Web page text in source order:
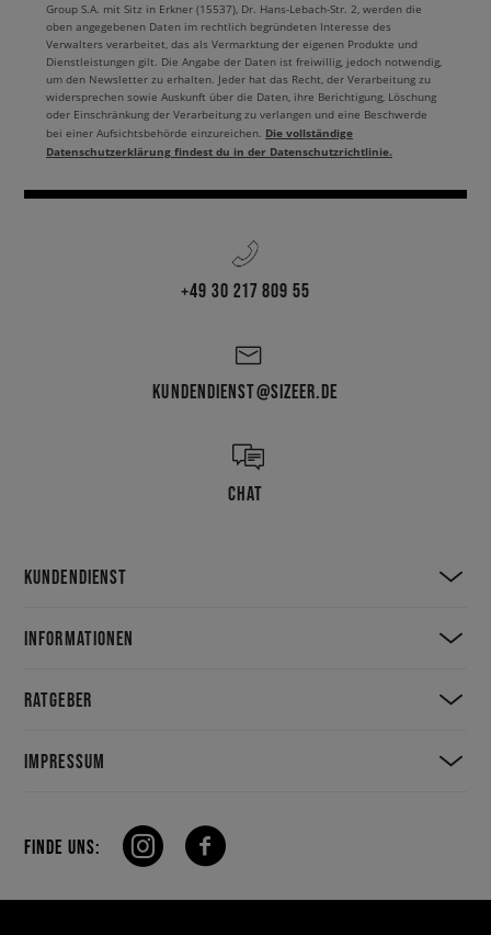
Group S.A. mit Sitz in Erkner (15537), Dr. Hans-Lebach-Str. 2, werden die
oben angegebenen Daten im rechtlich begründeten Interesse des
Verwalters verarbeitet, das als Vermarktung der eigenen Produkte und
Dienstleistungen gilt. Die Angabe der Daten ist freiwillig, jedoch notwendig,
um den Newsletter zu erhalten. Jeder hat das Recht, der Verarbeitung zu
widersprechen sowie Auskunft über die Daten, ihre Berichtigung, Löschung
oder Einschränkung der Verarbeitung zu verlangen und eine Beschwerde
bei einer Aufsichtsbehörde einzureichen. Die vollständige
Datenschutzerklärung findest du in der Datenschutzrichtlinie.
+49 30 217 809 55
KUNDENDIENST@SIZEER.DE
CHAT
KUNDENDIENST
INFORMATIONEN
RATGEBER
IMPRESSUM
FINDE UNS: